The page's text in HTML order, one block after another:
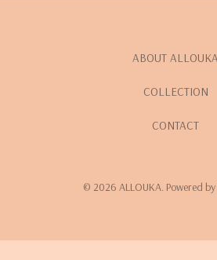
ABOUT ALLOUKA
COLLECTION
CONTACT
© 2026 ALLOUKA. Powered by